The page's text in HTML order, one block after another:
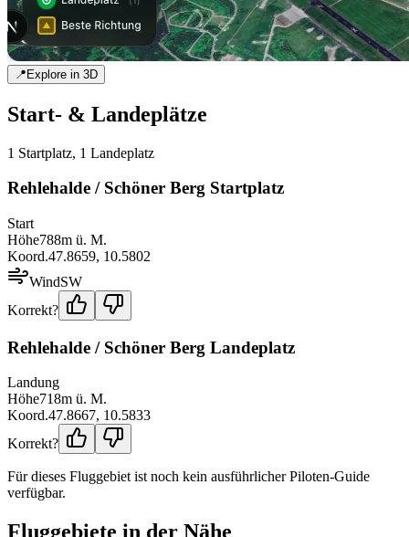
📍Explore in 3D
Start- & Landeplätze
1 Startplatz, 1 Landeplatz
Rehlehalde / Schöner Berg Startplatz
Start
Höhe788m ü. M.
Koord.47.8659, 10.5802
WindSW
Korrekt?
Rehlehalde / Schöner Berg Landeplatz
Landung
Höhe718m ü. M.
Koord.47.8667, 10.5833
Korrekt?
Für dieses Fluggebiet ist noch kein ausführlicher Piloten-Guide
verfügbar.
Fluggebiete in der Nähe